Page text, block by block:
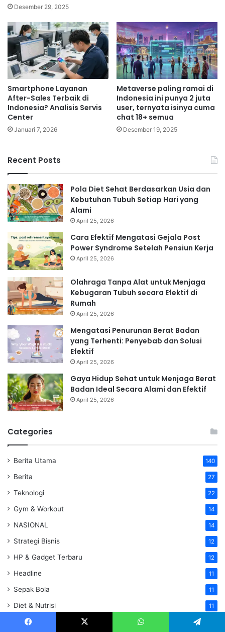
Desember 29, 2025
Smartphone Layanan
After-Sales Terbaik di
Indonesia? Analisis Servis
Center
Januari 7, 2026
Metaverse paling ramai di
Indonesia ini punya 2 juta
user, ternyata isinya cuma
chat 18+ semua
Desember 19, 2025
Recent Posts
Pola Diet Sehat Berdasarkan Usia dan
Kebutuhan Tubuh Setiap Hari yang
Alami
April 25, 2026
Cara Efektif Mengatasi Gejala Post
Power Syndrome Setelah Pensiun Kerja
April 25, 2026
Olahraga Tanpa Alat untuk Menjaga
Kebugaran Tubuh secara Efektif di
Rumah
April 25, 2026
Mengatasi Penurunan Berat Badan
yang Terhenti: Penyebab dan Solusi
Efektif
April 25, 2026
Gaya Hidup Sehat untuk Menjaga Berat
Badan Ideal Secara Alami dan Efektif
April 25, 2026
Categories
Berita Utama 140
Berita 27
Teknologi 22
Gym & Workout 14
NASIONAL 14
Strategi Bisnis 12
HP & Gadget Terbaru 12
Headline 11
Sepak Bola 11
Diet & Nutrisi 11
PREDIKSI BOLA